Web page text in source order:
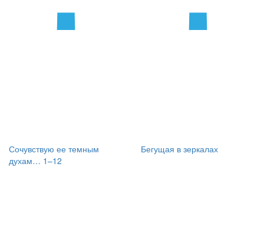
Сочувствую ее темным
духам… 1–12
Бегущая в зеркалах